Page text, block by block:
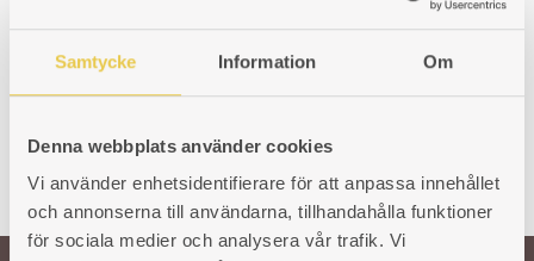
Samtycke Information Om
Denna webbplats använder cookies
Vi använder enhetsidentifierare för att anpassa innehållet
och annonserna till användarna, tillhandahålla funktioner
för sociala medier och analysera vår trafik. Vi